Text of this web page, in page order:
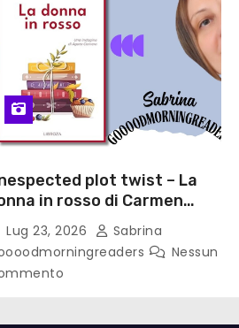
plot twist – La
in rosso di Carmen
Lug 23, 2026
Sabrina
Nessun